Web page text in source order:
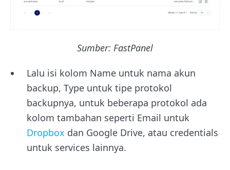
Sumber: FastPanel
Lalu isi kolom Name untuk nama akun
backup, Type untuk tipe protokol
backupnya, untuk beberapa protokol ada
kolom tambahan seperti Email untuk
Dropbox dan Google Drive, atau credentials
untuk services lainnya.